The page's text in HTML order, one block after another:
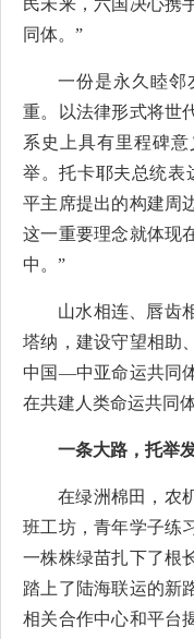
民未来，六国决心携
同体。”
一份是永久睦邻
重。以法律形式将世
系史上具有里程碑
举。托卡耶夫总统表
平主席提出的构建周
这一重要理念就体现
中。”
山水相连、唇齿
塔纳，建设守望相助
中国—中亚命运共同
在共建人类命运共同
一条大路，托举
在绿洲棉田，农
班工坊，青年学子练
一株株绿苗扎下了根
踏上了陆海联运的
相关合作中心和平台